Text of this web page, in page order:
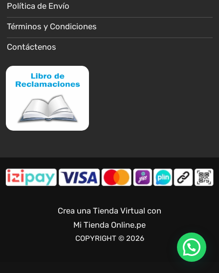
Política de Envío
Términos y Condiciones
Contáctenos
Crea una Tienda Virtual con
Mi Tienda Online.pe
COPYRIGHT © 2026